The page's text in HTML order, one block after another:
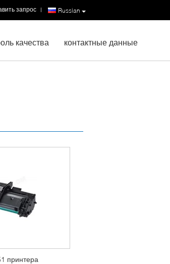
Russian
запрос |
качества контактные данные
принтера